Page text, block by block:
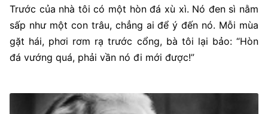
Trước của nhà tôi có một hòn đá xù xì. Nó đen sì nằm
sấp như một con trâu, chẳng ai để ý đến nó. Mỗi mùa
gặt hái, phơi rơm rạ trước cổng, bà tôi lại bảo: “Hòn
đá vướng quá, phải vần nó đi mới được!”